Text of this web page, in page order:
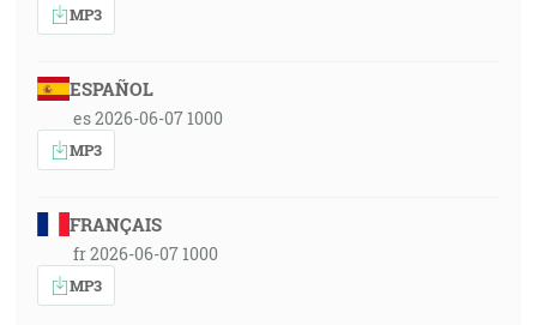
MP3
ESPAÑOL
es 2026-06-07 1000
MP3
FRANÇAIS
fr 2026-06-07 1000
MP3